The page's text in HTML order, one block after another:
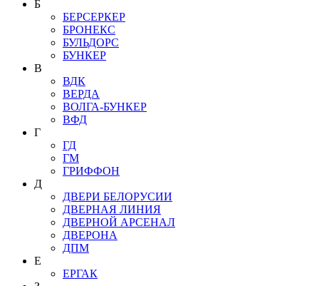
Б
БЕРСЕРКЕР
БРОНЕКС
БУЛЬДОРС
БУНКЕР
В
ВДК
ВЕРДА
ВОЛГА-БУНКЕР
ВФД
Г
ГД
ГМ
ГРИФФОН
Д
ДВЕРИ БЕЛОРУСИИ
ДВЕРНАЯ ЛИНИЯ
ДВЕРНОЙ АРСЕНАЛ
ДВЕРОНА
ДПМ
Е
ЕРГАК